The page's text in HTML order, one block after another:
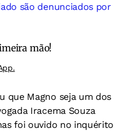
são denunciados por
mão!
que Magno seja um dos
Iracema Souza
foi ouvido no inquérito